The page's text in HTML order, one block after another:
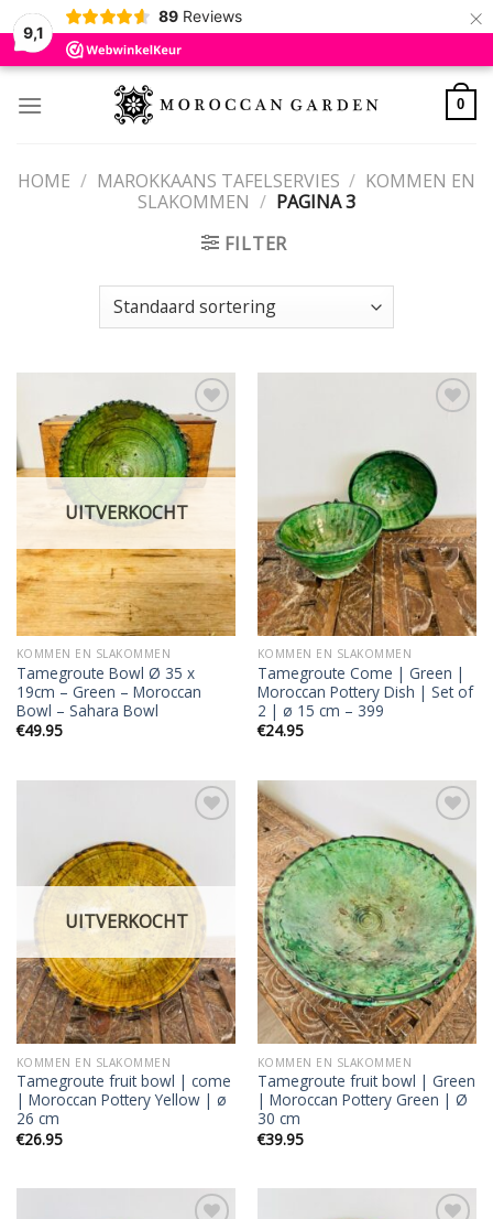
9,1
89 Reviews ×
Skip
0
HOME / MAROKKAANS TAFELSERVIES / KOMMEN EN
SLAKOMMEN / PAGINA 3
FILTER
Add to
wishlist
UITVERKOCHT
KOMMEN EN SLAKOMMEN
Tamegroute Bowl Ø 35 x
19cm – Green – Moroccan
Bowl – Sahara Bowl
€49.95
Add to
wishlist
KOMMEN EN SLAKOMMEN
Tamegroute Come | Green |
Moroccan Pottery Dish | Set of
2 | ø 15 cm – 399
€24.95
Add to
wishlist
UITVERKOCHT
KOMMEN EN SLAKOMMEN
Tamegroute fruit bowl | come
| Moroccan Pottery Yellow | ø
26 cm
€26.95
Add to
wishlist
KOMMEN EN SLAKOMMEN
Tamegroute fruit bowl | Green
| Moroccan Pottery Green | Ø
30 cm
€39.95